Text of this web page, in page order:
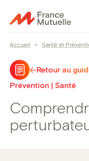
au
Accueil > Santé et
Retour au
Prévention | Santé